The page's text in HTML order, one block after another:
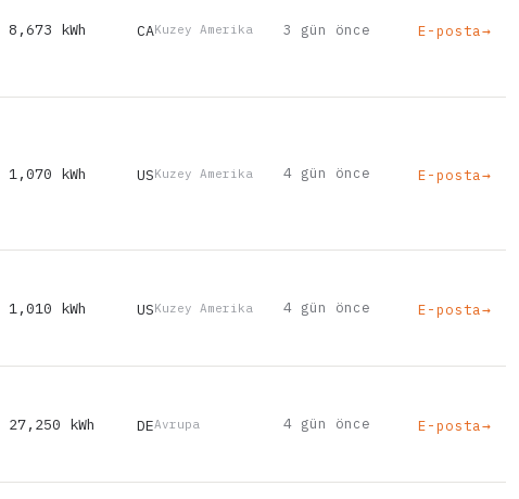
8,673 kWh CAKuzey Amerika 3 gün önce E-posta→
1,070 kWh USKuzey Amerika 4 gün önce E-posta→
1,010 kWh USKuzey Amerika 4 gün önce E-posta→
27,250 kWh DEAvrupa 4 gün önce E-posta→